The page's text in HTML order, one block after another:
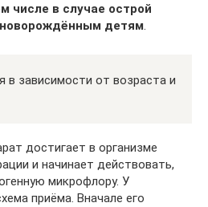
числе в случае острой
детям.
в зависимости от возраста и
достигает в организме
и начинает действовать,
микрофлору. У
приёма. Вначале его